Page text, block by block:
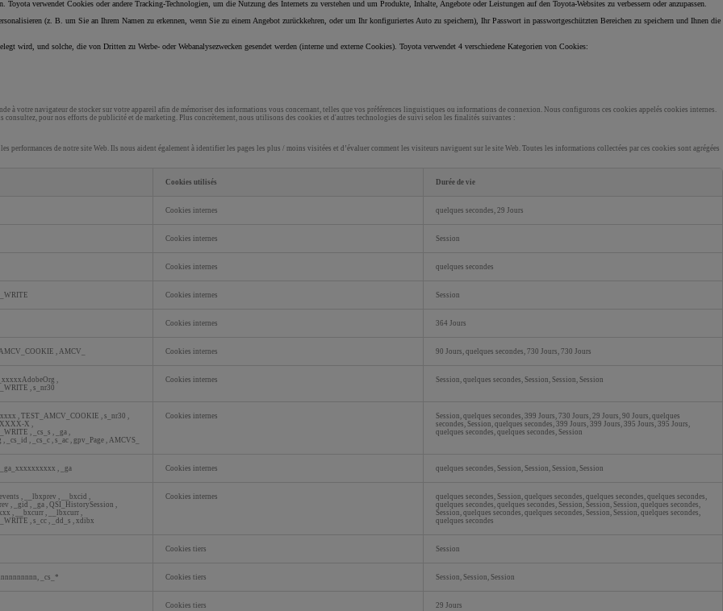
verwendet Cookies oder andere Tracking-Technologien, um die Nutzung des Internets zu verstehen und um Produkte, Inhalte, Angebote oder Leistungen auf den Toyota-Websites zu verbessern oder anzupassen.
(z. B. um Sie an Ihrem Namen zu erkennen, wenn Sie zu einem Angebot zurückkehren, oder um Ihr konfiguriertes Auto zu speichern), Ihr Passwort in passwortgeschützten Bereichen zu speichern und Ihnen die
wird, und solche, die von Dritten zu Werbe- oder Webanalysezwecken gesendet werden (interne und externe Cookies). Toyota verwendet 4 verschiedene Kategorien von Cookies:
votre navigateur de stocker sur votre appareil afin de mémoriser des informations vous concernant, telles que vos préférences linguistiques ou informations de connexion. Nous configurons ces cookies appelés cookies internes.
pour nos efforts de publicité et de marketing. Plus concrètement, nous utilisons des cookies et d'autres technologies de suivi selon les finalités suivantes :
performances de notre site Web. Ils nous aident également à identifier les pages les plus / moins visitées et d’évaluer comment les visiteurs naviguent sur le site Web. Toutes les informations collectées par ces cookies sont agrégées
Cookies utilisés Durée de vie
Cookies internes quelques secondes, 29 Jours
Cookies internes Session
Cookies internes quelques secondes
Cookies internes Session
Cookies internes 364 Jours
, AMCV_ Cookies internes 90 Jours, quelques secondes, 730 Jours, 730 Jours
,
, s_nr30
Cookies internes Session, quelques secondes, Session, Session, Session
, TEST_AMCV_COOKIE , s_nr30 ,
X ,
, _cs_s , _ga ,
, _cs_id , _cs_c , s_ac , gpv_Page , AMCVS_
Cookies internes
Session, quelques secondes, 399 Jours, 730 Jours, 29 Jours, 90 Jours, quelques
secondes, Session, quelques secondes, 399 Jours, 399 Jours, 395 Jours, 395 Jours,
quelques secondes, quelques secondes, Session
_ga_xxxxxxxxxx , _ga Cookies internes quelques secondes, Session, Session, Session, Session
, __lbxprev , __bxcid ,
, _gid , _ga , QSI_HistorySession ,
, __bxcurr , __lbxcurr ,
, s_cc , _dd_s , xdibx
Cookies internes
quelques secondes, Session, quelques secondes, quelques secondes, quelques secondes,
quelques secondes, quelques secondes, Session, Session, Session, quelques secondes,
Session, quelques secondes, quelques secondes, Session, Session, quelques secondes,
quelques secondes
Cookies tiers Session
_cs_* Cookies tiers Session, Session, Session
Cookies tiers 29 Jours